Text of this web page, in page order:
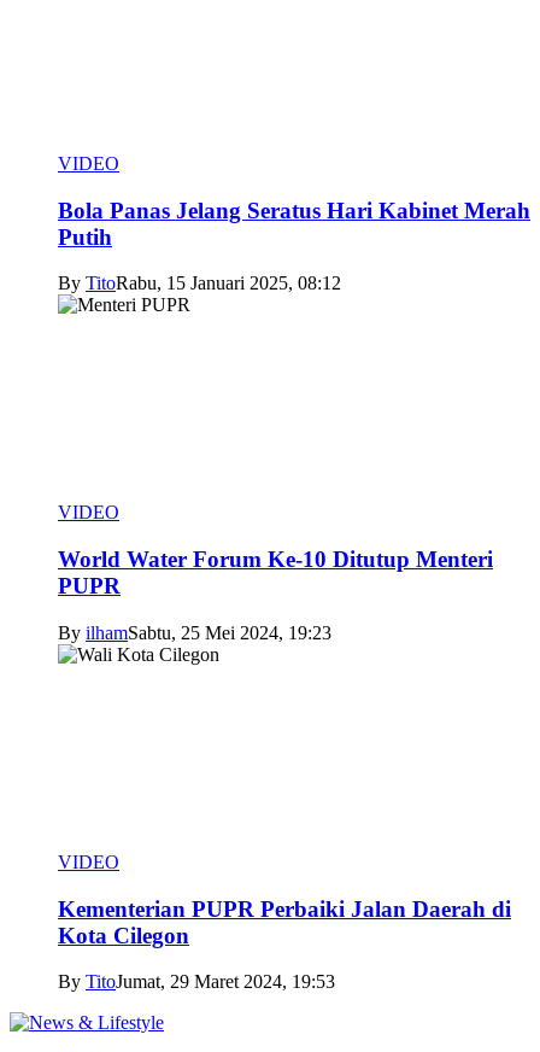
VIDEO
Bola Panas Jelang Seratus Hari Kabinet Merah
Putih
By TitoRabu, 15 Januari 2025, 08:12
VIDEO
World Water Forum Ke-10 Ditutup Menteri
PUPR
By ilhamSabtu, 25 Mei 2024, 19:23
VIDEO
Kementerian PUPR Perbaiki Jalan Daerah di
Kota Cilegon
By TitoJumat, 29 Maret 2024, 19:53